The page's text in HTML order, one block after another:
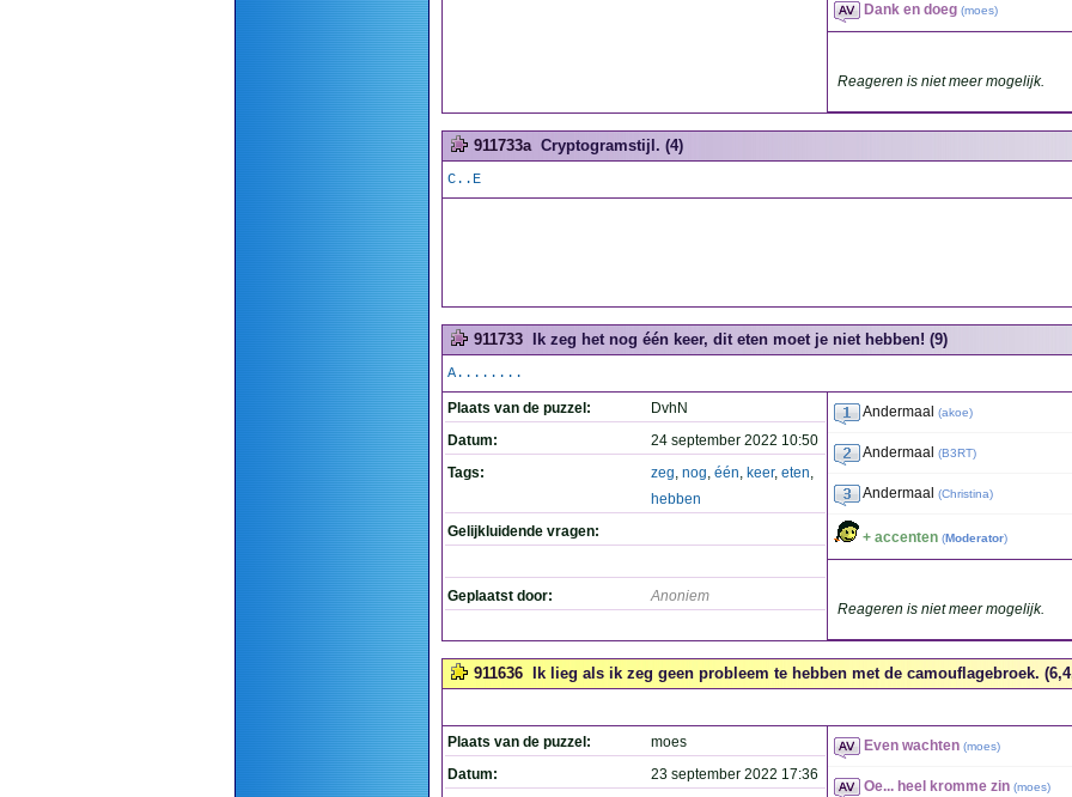
Dank en doeg (moes)
Reageren is niet meer mogelijk.
911733a Cryptogramstijl. (4)
C..E
911733 Ik zeg het nog één keer, dit eten moet je niet hebben! (9)
A........
Plaats van de puzzel:
DvhN
Datum:
24 september 2022 10:50
Tags:
zeg, nog, één, keer, eten,
hebben
Gelijkluidende vragen:
Geplaatst door: Anoniem
Andermaal (akoe)
Andermaal (B3RT)
Andermaal (Christina)
+ accenten (Moderator)
Reageren is niet meer mogelijk.
911636 Ik lieg als ik zeg geen probleem te hebben met de camouflagebroek.
Plaats van de puzzel:
moes
Datum:
23 september 2022 17:36
Even wachten (moes)
Oe... heel kromme zin (moes)